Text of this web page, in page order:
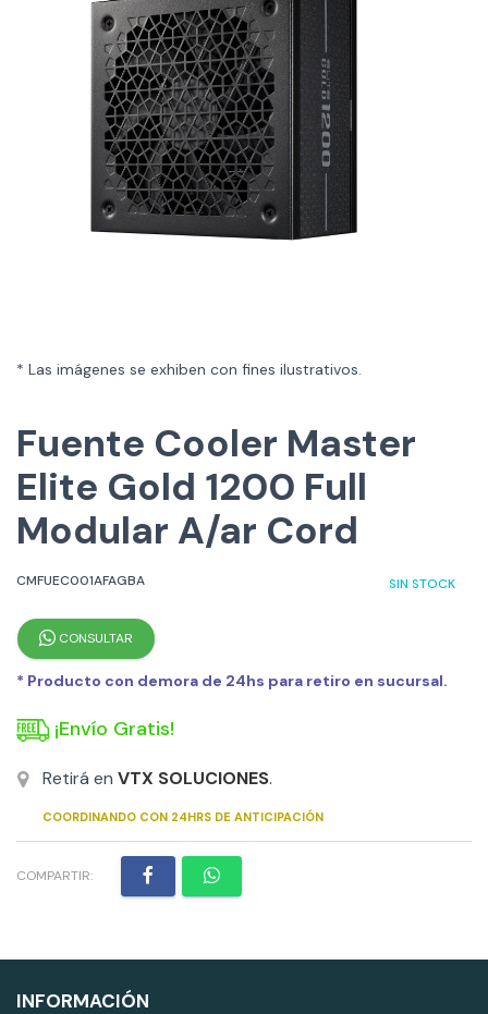
* Las imágenes se exhiben con fines ilustrativos.
Fuente Cooler Master
Elite Gold 1200 Full
Modular A/ar Cord
CMFUEC001AFAGBA SIN STOCK
CONSULTAR
* Producto con demora de 24hs para retiro en sucursal.
¡Envío Gratis!
Retirá en VTX SOLUCIONES.
COORDINANDO CON 24HRS DE ANTICIPACIÓN
COMPARTIR:
INFORMACIÓN